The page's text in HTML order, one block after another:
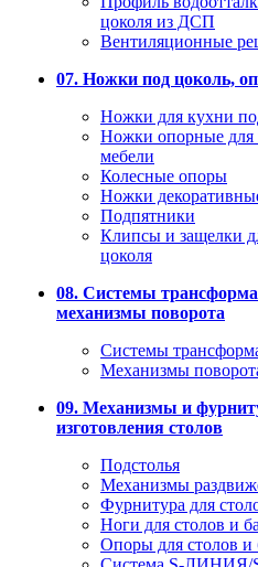
цоколя из ДСП
Вентиляционные
07. Ножки под цоколь,
Ножки для кухни
Ножки опорные для
мебели
Колесные опоры
Ножки
Подпятники
Клипсы и защелки
цоколя
08. Системы
механизмы поворота
Системы
Механизмы
09. Механизмы и
изготовления столов
Подстолья
Механизмы
Фурнитура для
Ноги для столов и
Опоры для столов и